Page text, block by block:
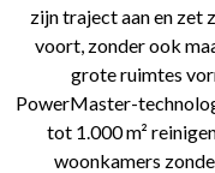
zijn traject aan en zet
voort, zonder ook
grote ruimtes
PowerMaster-
tot 1.000 m²
woonkamers